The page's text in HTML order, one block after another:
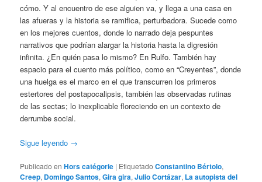
cómo. Y al encuentro de ese alguien va, y llega a una casa en
las afueras y la historia se ramifica, perturbadora. Sucede como
en los mejores cuentos, donde lo narrado deja pespuntes
narrativos que podrían alargar la historia hasta la digresión
infinita. ¿En quién pasa lo mismo? En Rulfo. También hay
espacio para el cuento más político, como en “Creyentes”, donde
una huelga es el marco en el que transcurren los primeros
estertores del postapocalipsis, también las observadas rutinas
de las sectas; lo inexplicable floreciendo en un contexto de
derrumbe social.
Sigue leyendo →
Publicado en Hors catégorie | Etiquetado Constantino Bértolo,
Creep, Domingo Santos,Gira gira,Julio Cortázar, La autopista del